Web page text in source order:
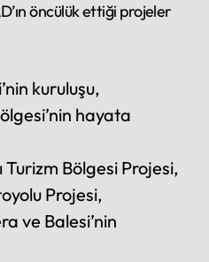
öncülük ettiği projeler
kuruluşu,
hayata
Turizm Bölgesi Projesi,
Projesi,
ve Balesi’nin